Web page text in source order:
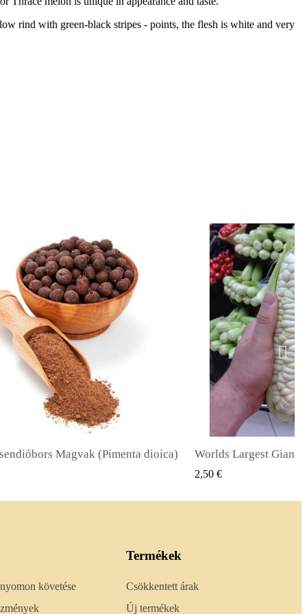
rind with green-black stripes - points, the flesh is white and very
GYORSNÉZET Worlds Largest Giant Corn Magvak Cuzco - Cusco Óriás napraforgó
2,40 €
követése
Termékek
Csökkentett árak
Új termékek